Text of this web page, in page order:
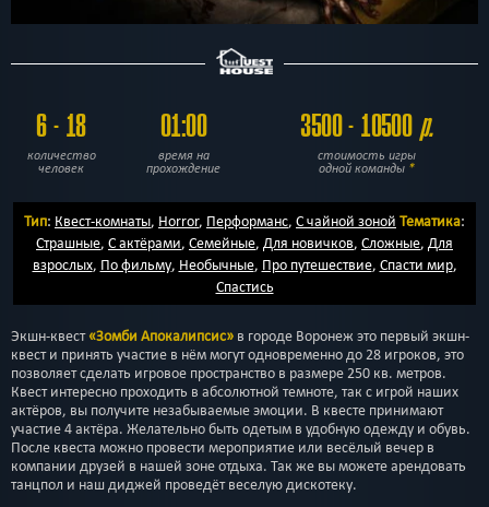
6 - 18
количество
человек
01:00
время на
прохождение
3500 - 10500 р.
стоимость игры
одной команды *
Тип: Квест-комнаты, Horror, Перформанс, С чайной зоной Тематика:
Страшные, С актёрами, Семейные, Для новичков, Сложные, Для
взрослых, По фильму, Необычные, Про путешествие, Спасти мир,
Спастись
Экшн-квест«Зомби Апокалипсис» в городе Воронеж это первый экшн-
квест и принять участие в нём могут одновременно до 28 игроков, это
позволяет сделать игровое пространство в размере 250 кв. метров.
Квест интересно проходить в абсолютной темноте, так с игрой наших
актёров, вы получите незабываемые эмоции. В квесте принимают
участие 4 актёра. Желательно быть одетым в удобную одежду и обувь.
После квеста можно провести мероприятие или весёлый вечер в
компании друзей в нашей зоне отдыха. Так же вы можете арендовать
танцпол и наш диджей проведёт веселую дискотеку.